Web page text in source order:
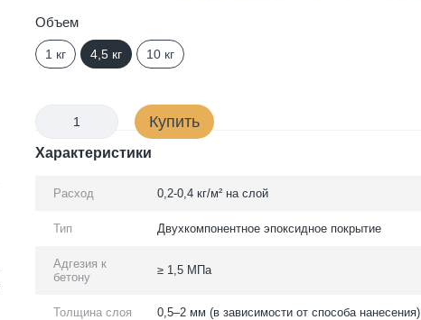
Объем
1 кг 4,5 кг 10 кг
Купить
Характеристики
Расход 0,2-0,4 кг/м² на слой
Тип Двухкомпонентное эпоксидное покрытие
Адгезия к
бетону
≥ 1,5 МПа
Толщина слоя 0,5–2 мм (в зависимости от способа нанесения)